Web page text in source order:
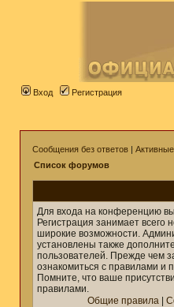
Вход Регистрация
Сообщения без ответов |
Список форумов
Для входа на конференцию
Регистрация занимает всего
широкие возможности.
установлены также
пользователей. Прежде чем
ознакомиться с правилами и
Помните, что ваше
правилами.
Общие правила